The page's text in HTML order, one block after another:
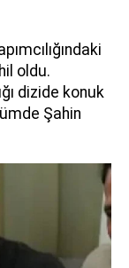
oldu.
dizide konuk
Şahin